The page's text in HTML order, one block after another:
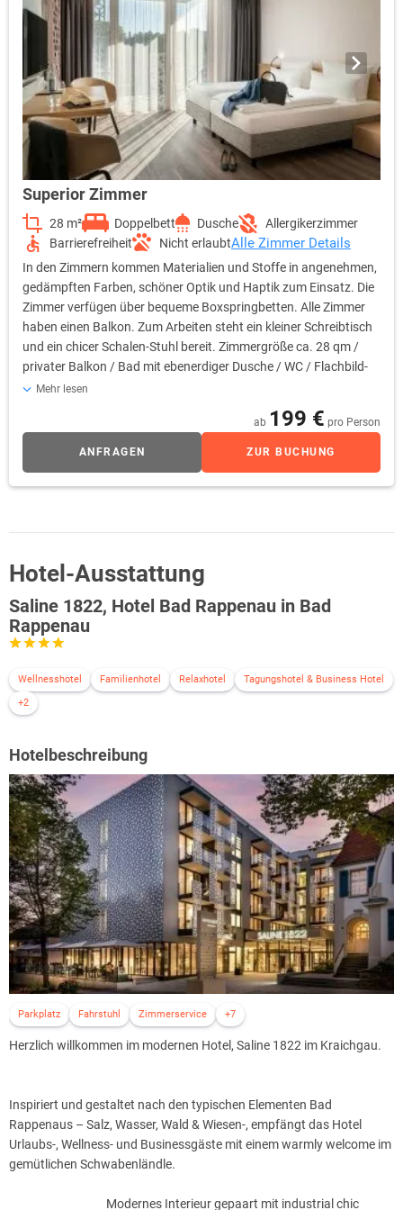
Superior Zimmer
28 m² Doppelbett Dusche
Allergikerzimmer
Barrierefreiheit
Nicht erlaubtAlle Zimmer Details
In den Zimmern kommen Materialien und Stoffe in angenehmen,
gedämpften Farben, schöner Optik und Haptik zum Einsatz. Die
Zimmer verfügen über bequeme Boxspringbetten. Alle Zimmer
haben einen Balkon. Zum Arbeiten steht ein kleiner Schreibtisch
und ein chicer Schalen-Stuhl bereit. Zimmergröße ca. 28 qm /
privater Balkon / Bad mit ebenerdiger Dusche / WC / Flachbild-
TV / WLAN im ganzen Haus (ohne Gebühr) / Telefon / Föhn /
Belegung: min. 1 Erw./ max. 2+1 oder 3 Erw.
Mehr lesen
ab 199 € pro Person
ANFRAGEN ZUR BUCHUNG
Hotel-Ausstattung
Saline 1822, Hotel Bad Rappenau in Bad
Rappenau
Wellnesshotel Familienhotel Relaxhotel
Tagungshotel & Business Hotel
+2
Hotelbeschreibung
Parkplatz Fahrstuhl Zimmerservice +7
Herzlich willkommen im modernen Hotel, Saline 1822 im Kraichgau.
Inspiriert und gestaltet nach den typischen Elementen Bad
Rappenaus – Salz, Wasser, Wald & Wiesen-, empfängt das Hotel
Urlaubs-, Wellness- und Businessgäste mit einem warmly welcome im
gemütlichen Schwabenländle.
Modernes Interieur gepaart mit industrial chic